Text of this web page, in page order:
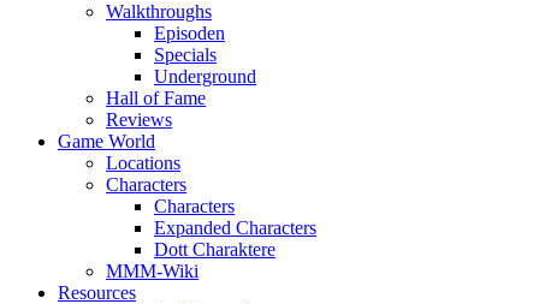
Walkthroughs
Episoden
Specials
Underground
Hall of Fame
Reviews
Game World
Locations
Characters
Characters
Expanded Characters
Dott Charaktere
MMM-Wiki
Resources